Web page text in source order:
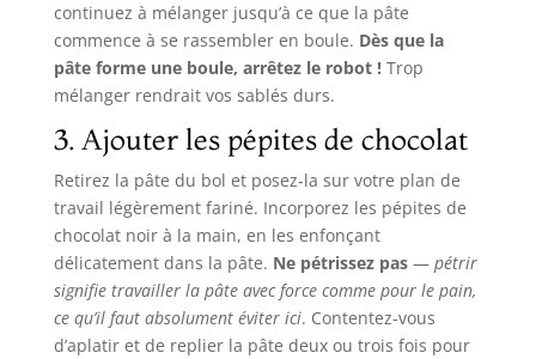
continuez à mélanger jusqu’à ce que la pâte
commence à se rassembler en boule. Dès que la
pâte forme une boule, arrêtez le robot !Trop
mélanger rendrait vos sablés durs.
3. Ajouter les pépites de chocolat
Retirez la pâte du bol et posez-la sur votre plan de
travail légèrement fariné. Incorporez les pépites de
chocolat noir à la main, en les enfonçant
délicatement dans la pâte. Ne pétrissez pas— pétrir
signifie travailler la pâte avec force comme pour le pain,
ce qu’il faut absolument éviter ici. Contentez-vous
d’aplatir et de replier la pâte deux ou trois fois pour